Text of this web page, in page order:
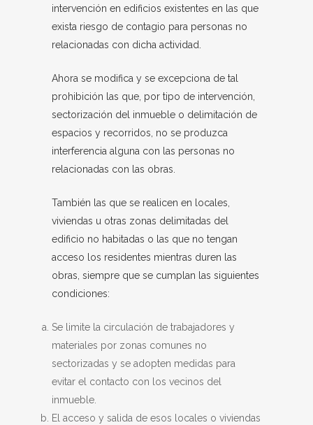
intervención en edificios existentes en las que
exista riesgo de contagio para personas no
relacionadas con dicha actividad.
Ahora se modifica y se excepciona de tal
prohibición las que, por tipo de intervención,
sectorización del inmueble o delimitación de
espacios y recorridos, no se produzca
interferencia alguna con las personas no
relacionadas con las obras.
También las que se realicen en locales,
viviendas u otras zonas delimitadas del
edificio no habitadas o las que no tengan
acceso los residentes mientras duren las
obras, siempre que se cumplan las siguientes
condiciones:
Se limite la circulación de trabajadores y
materiales por zonas comunes no
sectorizadas y se adopten medidas para
evitar el contacto con los vecinos del
inmueble.
El acceso y salida de esos locales o viviendas